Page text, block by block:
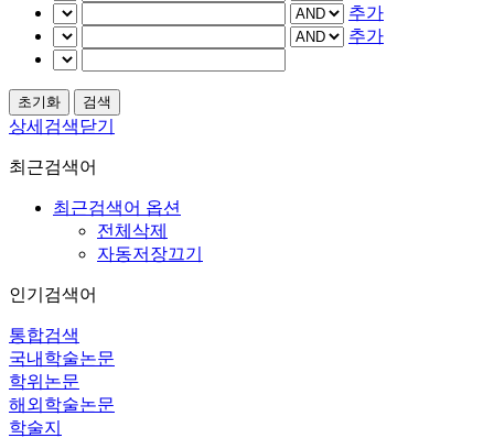
추가
추가
상세검색닫기
최근검색어
최근검색어 옵션
전체삭제
자동저장끄기
인기검색어
통합검색
국내학술논문
학위논문
해외학술논문
학술지